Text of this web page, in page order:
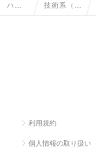
ハイ 技術系（機
利用規約
個人情報の取り扱い